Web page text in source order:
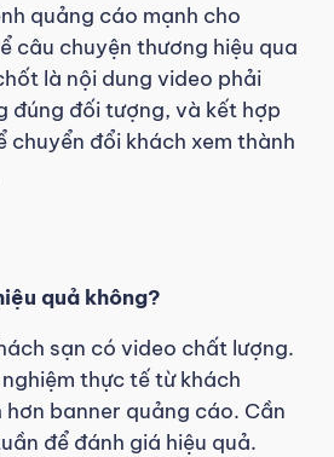
quảng cáo mạnh cho
câu chuyện thương hiệu qua
là nội dung video phải
đúng đối tượng, và kết hợp
chuyển đổi khách xem thành
quả không?
sạn có video chất lượng.
thực tế từ khách
banner quảng cáo. Cần
để đánh giá hiệu quả.